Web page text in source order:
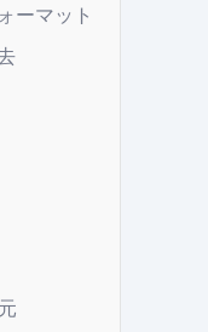
ーマット